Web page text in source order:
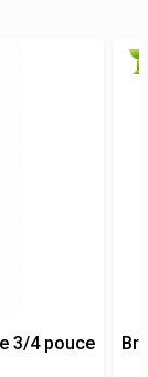
3/4 pouce